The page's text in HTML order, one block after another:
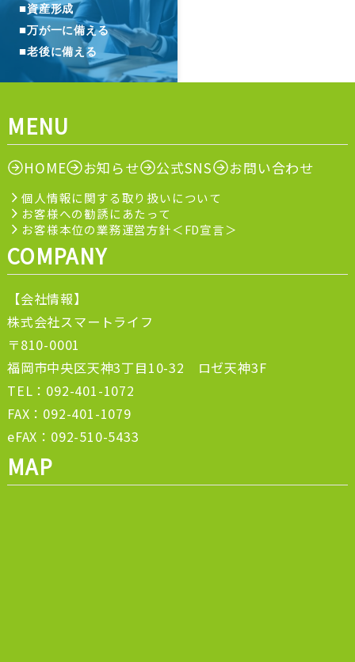
■資産形成
■万が一に備える
■老後に備える
MENU
HOME お知らせ 公式SNS お問い合わせ
個人情報に関する取り扱いについて
お客様への勧誘にあたって
お客様本位の業務運営方針＜FD宣言＞
COMPANY
【会社情報】
株式会社スマートライフ
〒810-0001
福岡市中央区天神3丁目10-32 ロゼ天神3F
TEL：092-401-1072
FAX：092-401-1079
eFAX：092-510-5433
MAP